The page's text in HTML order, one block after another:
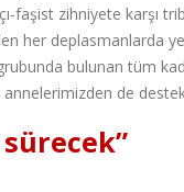
faşist zihniyete karşı
her deplasmanlarda
bulunan tüm
de
sürecek”